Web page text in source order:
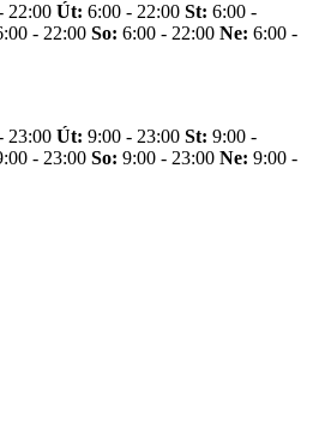
22:00 Út: 6:00 - 22:00 St: 6:00 -
- 22:00 So: 6:00 - 22:00 Ne: 6:00 -
23:00 Út: 9:00 - 23:00 St: 9:00 -
- 23:00 So: 9:00 - 23:00 Ne: 9:00 -